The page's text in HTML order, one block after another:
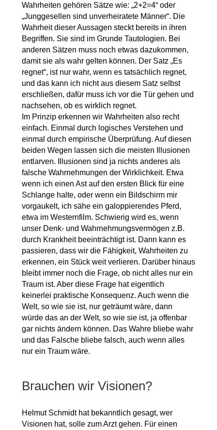
Wahrheiten gehören Sätze wie: „2+2=4“ oder
„Junggesellen sind unverheiratete Männer“. Die
Wahrheit dieser Aussagen steckt bereits in ihren
Begriffen. Sie sind im Grunde Tautologien. Bei
anderen Sätzen muss noch etwas dazukommen,
damit sie als wahr gelten können. Der Satz „Es
regnet“, ist nur wahr, wenn es tatsächlich regnet,
und das kann ich nicht aus diesem Satz selbst
erschließen, dafür muss ich vor die Tür gehen und
nachsehen, ob es wirklich regnet.
Im Prinzip erkennen wir Wahrheiten also recht
einfach. Einmal durch logisches Verstehen und
einmal durch empirische Überprüfung. Auf diesen
beiden Wegen lassen sich die meisten Illusionen
entlarven. Illusionen sind ja nichts anderes als
falsche Wahrnehmungen der Wirklichkeit. Etwa
wenn ich einen Ast auf den ersten Blick für eine
Schlange halte, oder wenn ein Bildschirm mir
vorgaukelt, ich sähe ein galoppierendes Pferd,
etwa im Westernfilm. Schwierig wird es, wenn
unser Denk- und Wahrnehmungsvermögen z.B.
durch Krankheit beeinträchtigt ist. Dann kann es
passieren, dass wir die Fähigkeit, Wahrheiten zu
erkennen, ein Stück weit verlieren. Darüber hinaus
bleibt immer noch die Frage, ob nicht alles nur ein
Traum ist. Aber diese Frage hat eigentlich
keinerlei praktische Konsequenz. Auch wenn die
Welt, so wie sie ist, nur geträumt wäre, dann
würde das an der Welt, so wie sie ist, ja offenbar
gar nichts ändern können. Das Wahre bliebe wahr
und das Falsche bliebe falsch, auch wenn alles
nur ein Traum wäre.
Brauchen wir Visionen?
Helmut Schmidt hat bekanntlich gesagt, wer
Visionen hat, solle zum Arzt gehen. Für einen